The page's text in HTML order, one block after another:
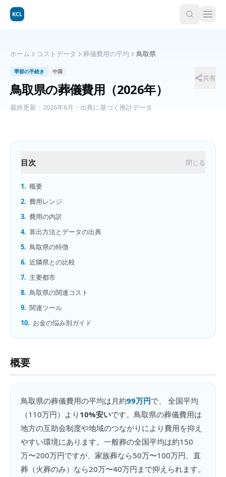
KCL
ホーム コストデータ 葬儀費用の平均 鳥取県
季節の手続き 中国
鳥取県の葬儀費用 （2026年）
最終更新： 2026年6月 ・出典に基づく推計データ
共有
目次 閉じる
1. 概要
2. 費用レンジ
3. 費用の内訳
4. 算出方法とデータの出典
5. 鳥取県の特徴
6. 近隣県との比較
7. 主要都市
8. 鳥取県の関連コスト
9. 関連ツール
10. お金の悩み別ガイド
概要
鳥取県の葬儀費用の平均は月約99万円で、 全国平均
（110万円）より 10%安いです。 鳥取県の葬儀費用は
地方の互助会制度や地域のつながりにより費用を抑え
やすい環境にあります。一般葬の全国平均は約150
万〜200万円ですが、家族葬なら50万〜100万円、直
葬（火葬のみ）なら20万〜40万円まで抑えられます。